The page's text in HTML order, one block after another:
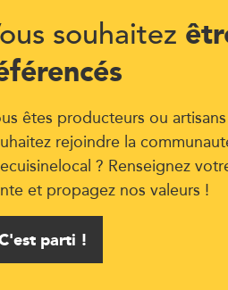
souhaitez
êtes producteurs ou
rejoindre la
? Renseignez
et propagez nos valeurs !
parti !